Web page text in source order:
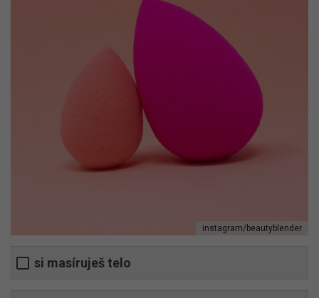
instagram/beautyblender
si masíruješ telo